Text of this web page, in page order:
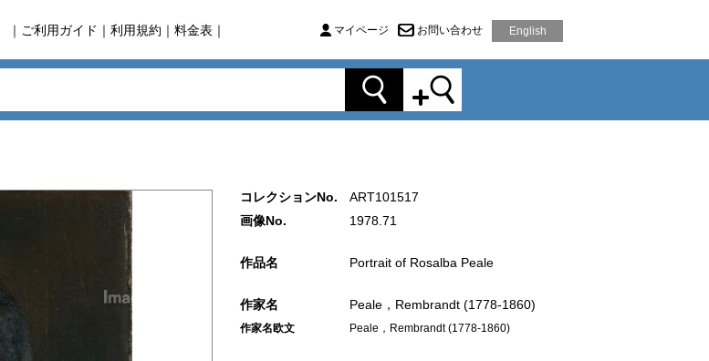
｜ ご利用ガイド ｜ 利用規約 ｜ 料金表 ｜ マイページ お問い合わせ English
コレクションNo.
ART101517
画像No.
1978.71
作品名 Portrait of Rosalba Peale
作家名 Peale，Rembrandt (1778-1860)
作家名欧文 Peale，Rembrandt (1778-1860)